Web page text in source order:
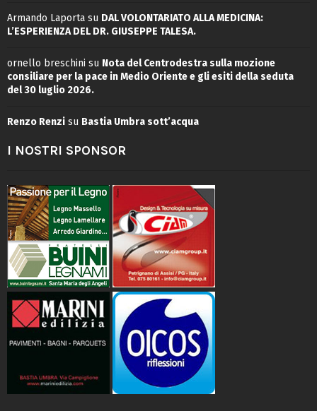
Armando Laporta su DAL VOLONTARIATO ALLA MEDICINA:
L’ESPERIENZA DEL DR. GIUSEPPE TALESA.
ornello breschini su Nota del Centrodestra sulla mozione
consiliare per la pace in Medio Oriente e gli esiti della seduta
del 30 luglio 2026.
Renzo Renzi su Bastia Umbra sott’acqua
I NOSTRI SPONSOR